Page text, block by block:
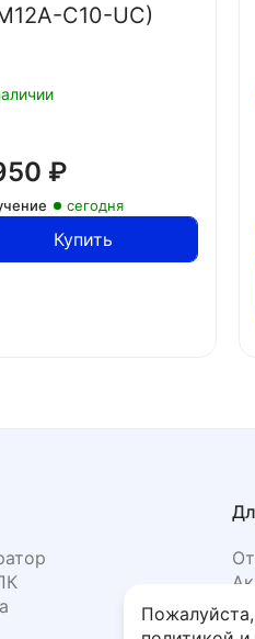
C10-UC)
₽
сегодня
Купить